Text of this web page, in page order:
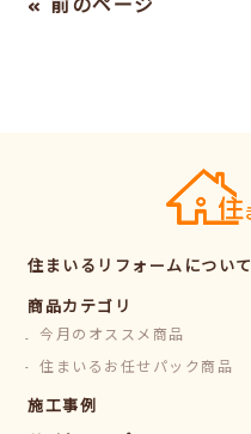
« 前のページ
住まいるリフォームについて
商品カテゴリ
今月のオススメ商品
住まいるお任せパック商品
施工事例